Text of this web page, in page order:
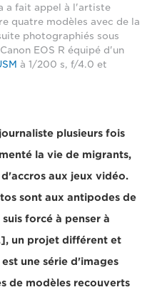
a fait appel à l'artiste
quatre modèles avec de la
photographiés sous
EOS R équipé d'un
à 1/200 s, f/4.0 et
plusieurs fois
la vie de migrants,
aux jeux vidéo.
sont aux antipodes de
forcé à penser à
un projet différent et
une série d'images
de modèles recouverts